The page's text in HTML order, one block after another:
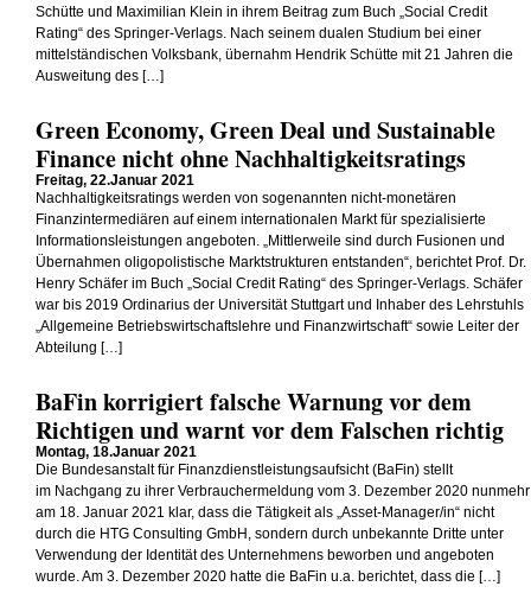
Schütte und Maximilian Klein in ihrem Beitrag zum Buch „Social Credit
Rating“ des Springer-Verlags. Nach seinem dualen Studium bei einer
mittelständischen Volksbank, übernahm Hendrik Schütte mit 21 Jahren die
Ausweitung des […]
Green Economy, Green Deal und Sustainable
Finance nicht ohne Nachhaltigkeitsratings
Freitag, 22.Januar 2021
Nachhaltigkeitsratings werden von sogenannten nicht-monetären
Finanzintermediären auf einem internationalen Markt für spezialisierte
Informationsleistungen angeboten. „Mittlerweile sind durch Fusionen und
Übernahmen oligopolistische Marktstrukturen entstanden“, berichtet Prof. Dr.
Henry Schäfer im Buch „Social Credit Rating“ des Springer-Verlags. Schäfer
war bis 2019 Ordinarius der Universität Stuttgart und Inhaber des Lehrstuhls
„Allgemeine Betriebswirtschaftslehre und Finanzwirtschaft“ sowie Leiter der
Abteilung […]
BaFin korrigiert falsche Warnung vor dem
Richtigen und warnt vor dem Falschen richtig
Montag, 18.Januar 2021
Die Bundesanstalt für Finanzdienstleistungsaufsicht (BaFin) stellt
im Nachgang zu ihrer Verbrauchermeldung vom 3. Dezember 2020 nunmehr
am 18. Januar 2021 klar, dass die Tätigkeit als „Asset-Manager/in“ nicht
durch die HTG Consulting GmbH, sondern durch unbekannte Dritte unter
Verwendung der Identität des Unternehmens beworben und angeboten
wurde. Am 3. Dezember 2020 hatte die BaFin u.a. berichtet, dass die […]